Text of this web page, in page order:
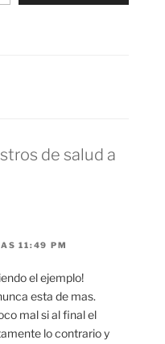
de salud a
11:49 PM
el ejemplo!
esta de mas.
mal si al final el
lo contrario y